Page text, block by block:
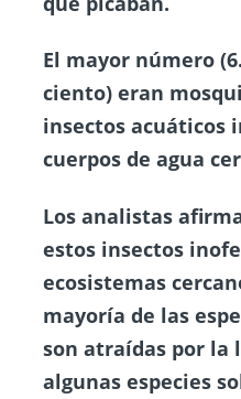
El mayor número
ciento) eran
insectos acuáticos
cuerpos de agua
Los analistas
estos insectos
ecosistemas
mayoría de las
son atraídas por
algunas especies